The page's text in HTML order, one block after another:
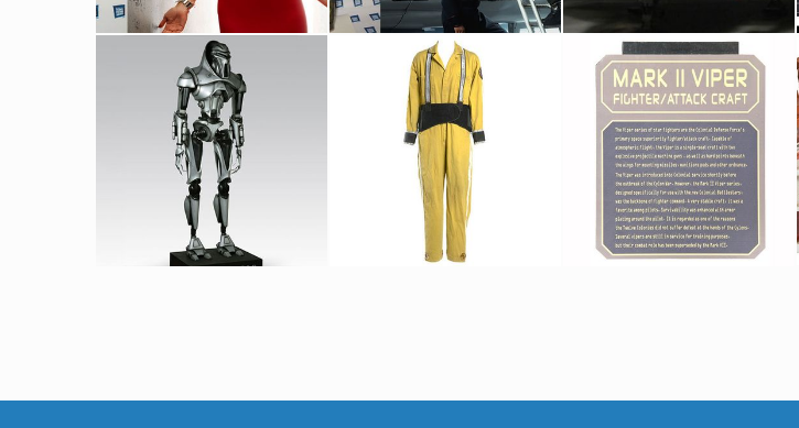
La Robe de Numéro 6
Fait pour la promotion
Costume Original de Pilote de Viper
Vu à l'écran
Viper Mark II Original, taille réelle
Vu à l'écran